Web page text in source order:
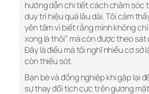
hướng dẫn chi tiết cách chăm sóc
duy trì hiệu quả lâu dài. Tôi cảm
yên tâm vì biết rằng mình không
xong là thôi” mà còn được theo
Đây là điều mà tôi nghĩ nhiều cơ sở
còn thiếu sót.
Bạn bè và đồng nghiệp khi gặp lại
sự thay đổi tích cực trên gương